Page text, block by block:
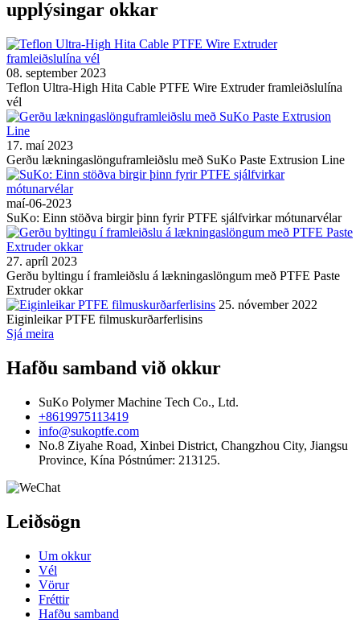
upplýsingar okkar
08. september 2023
Teflon Ultra-High Hita Cable PTFE Wire Extruder framleiðslulína
vél
17. maí 2023
Gerðu lækningaslönguframleiðslu með SuKo Paste Extrusion Line
maí-06-2023
SuKo: Einn stöðva birgir þinn fyrir PTFE sjálfvirkar mótunarvélar
27. apríl 2023
Gerðu byltingu í framleiðslu á lækningaslöngum með PTFE Paste
Extruder okkar
25. nóvember 2022
Eiginleikar PTFE filmuskurðarferlisins
Sjá meira
Hafðu samband við okkur
SuKo Polymer Machine Tech Co., Ltd.
+8619975113419
info@sukoptfe.com
No.8 Ziyahe Road, Xinbei District, Changzhou City, Jiangsu
Province, Kína Póstnúmer: 213125.
Leiðsögn
Um okkur
Vél
Vörur
Fréttir
Hafðu samband